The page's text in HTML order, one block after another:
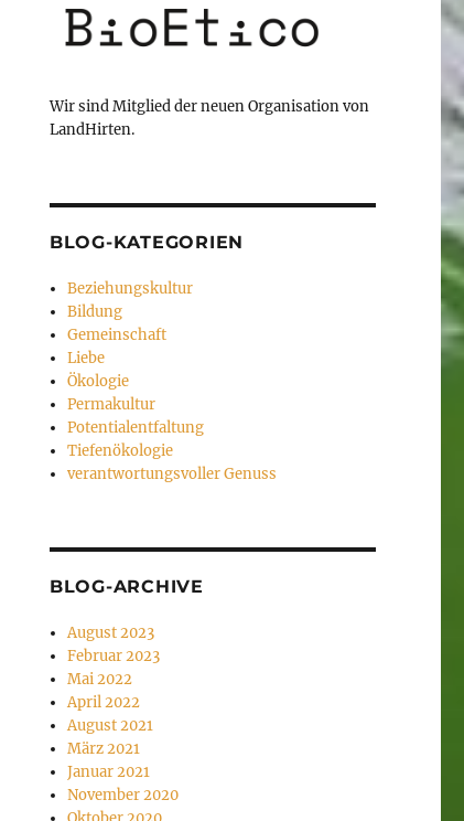
Wir sind Mitglied der neuen Organisation von
LandHirten.
BLOG-KATEGORIEN
Beziehungskultur
Bildung
Gemeinschaft
Liebe
Ökologie
Permakultur
Potentialentfaltung
Tiefenökologie
verantwortungsvoller Genuss
BLOG-ARCHIVE
August 2023
Februar 2023
Mai 2022
April 2022
August 2021
März 2021
Januar 2021
November 2020